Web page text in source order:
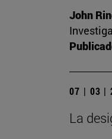
John
07 | 03 |
La